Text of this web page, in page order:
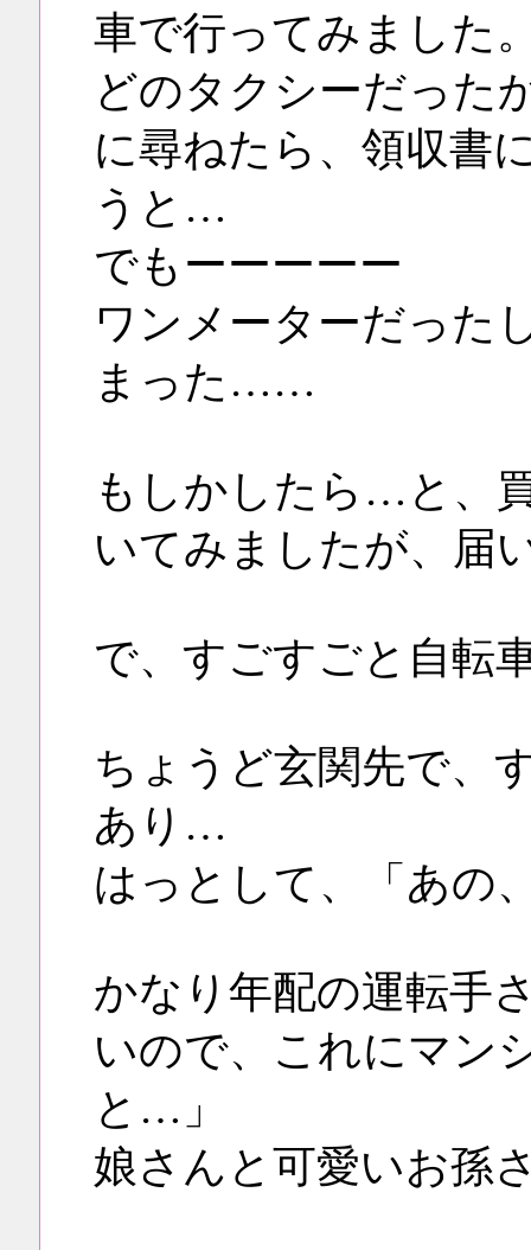
車で行ってみました
どのタクシーだった
に尋ねたら、領収書
うと…
でもーーーーー
ワンメーターだった
まった……
もしかしたら…と、
いてみましたが、届
で、すごすごと自転
ちょうど玄関先で、
あり…
はっとして、「あの
かなり年配の運転手
いので、これにマン
と…」
娘さんと可愛いお孫